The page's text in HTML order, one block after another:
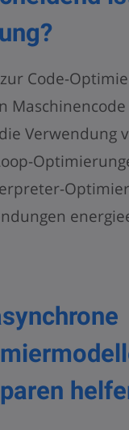
Code-
Verwendung